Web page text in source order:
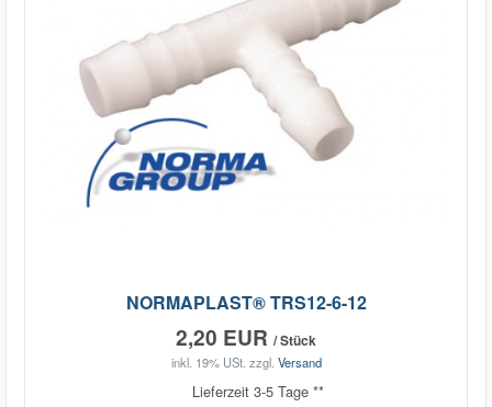
NORMAPLAST® TRS12-6-12
2,20 EUR / Stück
inkl. 19% USt. zzgl. Versand
Lieferzeit 3-5 Tage **